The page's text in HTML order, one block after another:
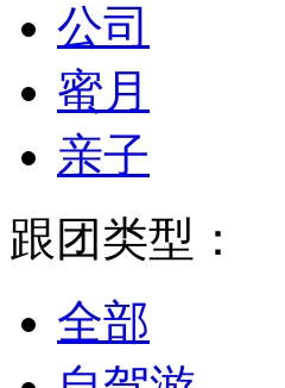
公司
蜜月
亲子
跟团类型：
全部